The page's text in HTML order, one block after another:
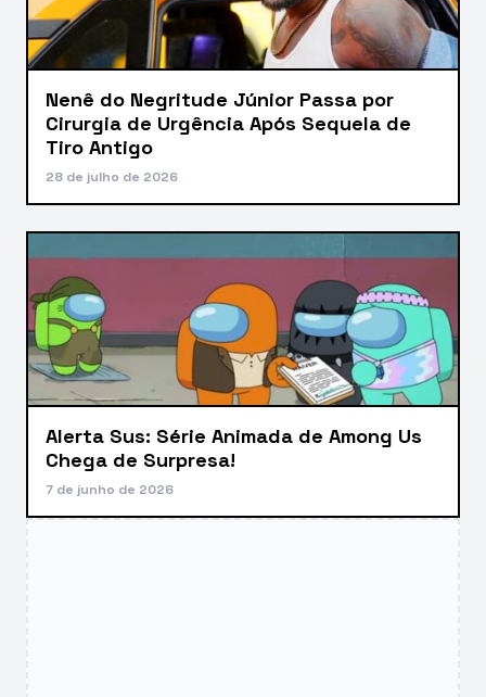
Nenê do Negritude Júnior Passa por
Cirurgia de Urgência Após Sequela de
Tiro Antigo
28 de julho de 2026
Alerta Sus: Série Animada de Among Us
Chega de Surpresa!
7 de junho de 2026